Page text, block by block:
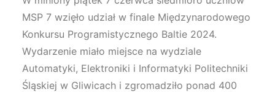
MSP 7 wzięło udział w finale Międzynarodowego
Konkursu Programistycznego Baltie 2024.
Wydarzenie miało miejsce na wydziale
Automatyki, Elektroniki i Informatyki Politechniki
Śląskiej w Gliwicach i zgromadziło ponad 400